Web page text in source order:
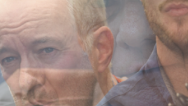
CAMPEONATO
PATROCINADORES
LEGALES TICKETMASTER